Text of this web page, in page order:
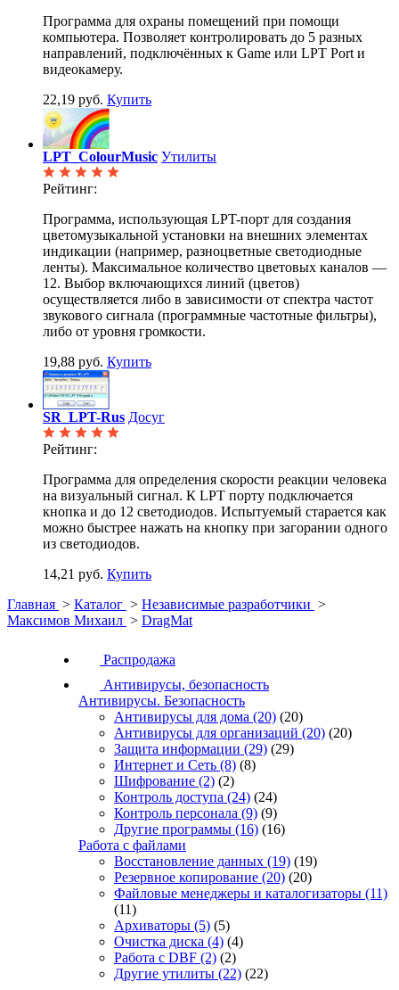
Программа для охраны помещений при помощи
компьютера. Позволяет контролировать до 5 разных
направлений, подключённых к Game или LPT Port и
видеокамеру.
22,19 руб. Купить
LPT_ColourMusic Утилиты
Рейтинг:
Программа, использующая LPT-порт для создания
цветомузыкальной установки на внешних элементах
индикации (например, разноцветные светодиодные
ленты). Максимальное количество цветовых каналов —
12. Выбор включающихся линий (цветов)
осуществляется либо в зависимости от спектра частот
звукового сигнала (программные частотные фильтры),
либо от уровня громкости.
19,88 руб. Купить
SR_LPT-Rus Досуг
Рейтинг:
Программа для определения скорости реакции человека
на визуальный сигнал. К LPT порту подключается
кнопка и до 12 светодиодов. Испытуемый старается как
можно быстрее нажать на кнопку при загорании одного
из светодиодов.
14,21 руб. Купить
Главная > Каталог > Независимые разработчики >
Максимов Михаил > DragMat
Распродажа
Антивирусы, безопасность
Антивирусы. Безопасность
Антивирусы для дома (20) (20)
Антивирусы для организаций (20) (20)
Защита информации (29) (29)
Интернет и Сеть (8) (8)
Шифрование (2) (2)
Контроль доступа (24) (24)
Контроль персонала (9) (9)
Другие программы (16) (16)
Работа с файлами
Восстановление данных (19) (19)
Резервное копирование (20) (20)
Файловые менеджеры и каталогизаторы (11)
(11)
Архиваторы (5) (5)
Очистка диска (4) (4)
Работа с DBF (2) (2)
Другие утилиты (22) (22)